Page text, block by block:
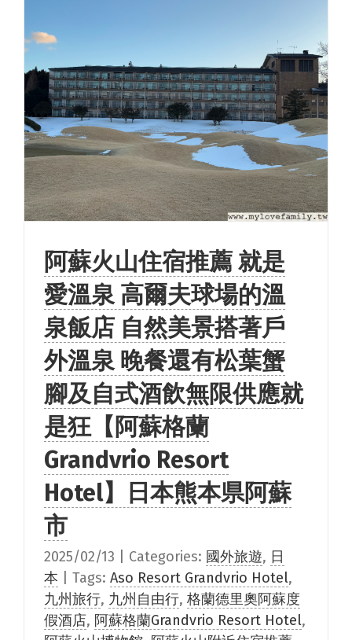
阿蘇火山住宿推薦 就是
愛溫泉 高爾夫球場的溫
泉飯店 自然美景搭著戶
外溫泉 晚餐還有松葉蟹
腳及自式酒飲無限供應就
是狂【阿蘇格蘭
Grandvrio Resort
Hotel】日本熊本県阿蘇
市
2025/02/13 Categories: 國外旅遊, 日
本
Tags: Aso Resort Grandvrio Hotel,
九州旅行, 九州自由行, 格蘭德里奧阿蘇度
假酒店, 阿蘇格蘭Grandvrio Resort Hotel,